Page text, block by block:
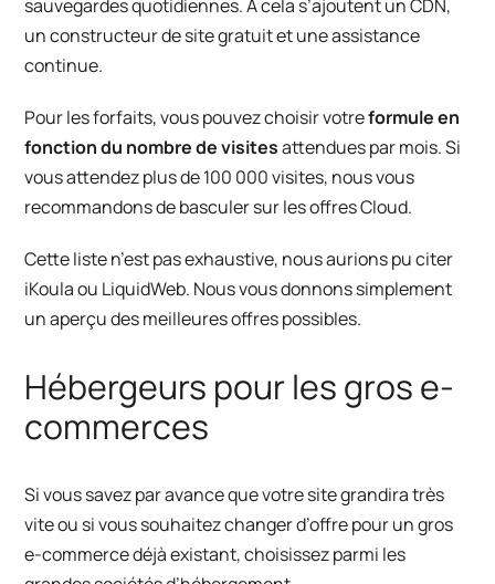
sauvegardes quotidiennes. A cela s’ajoutent un CDN,
un constructeur de site gratuit et une assistance
continue.
Pour les forfaits, vous pouvez choisir votreformule en
fonction du nombre de visitesattendues par mois. Si
vous attendez plus de 100 000 visites, nous vous
recommandons de basculer sur les offres Cloud.
Cette liste n’est pas exhaustive, nous aurions pu citer
iKoulaou LiquidWeb. Nous vous donnons simplement
un aperçu des meilleures offres possibles.
Hébergeurs pour les gros e-
commerces
Si vous savez par avance que votre site grandira très
vite ou si vous souhaitez changer d’offre pour un gros
e-commerce déjà existant, choisissez parmi les